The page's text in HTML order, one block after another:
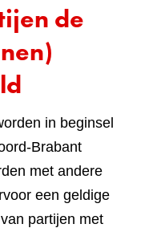
de
in beginsel
Brabant
met andere
een geldige
partijen met